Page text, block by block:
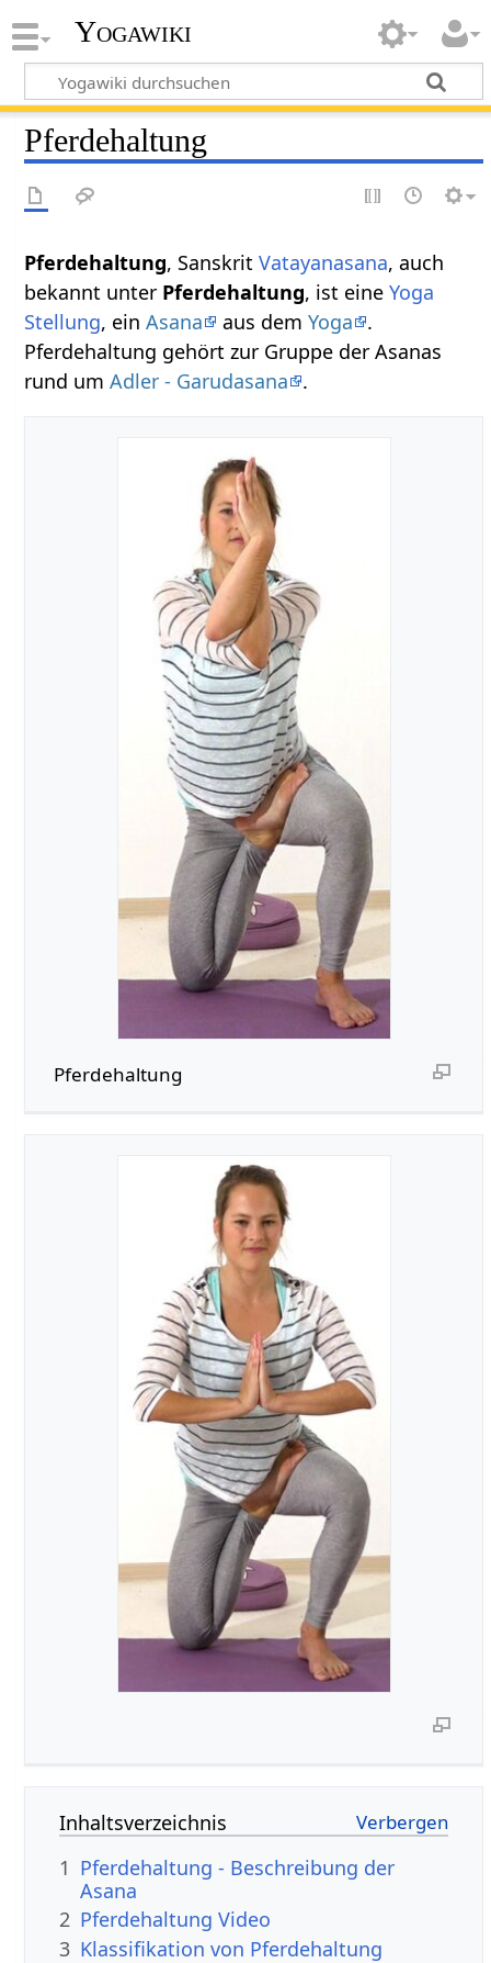
Yogawiki
Pferdehaltung
Pferdehaltung, SanskritVatayanasana, auch
bekannt unter Pferdehaltung, ist eineYoga
Stellung, einAsana aus demYoga
.
Pferdehaltung gehört zur Gruppe der Asanas
rund umAdler - Garudasana .
Pferdehaltung
Inhaltsverzeichnis
1 Pferdehaltung - Beschreibung der
Asana
2 Pferdehaltung Video
3 Klassifikation von Pferdehaltung